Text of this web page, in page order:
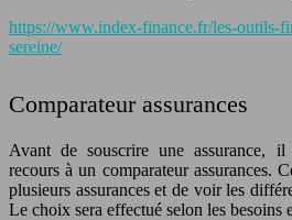
https://www.index-finance.fr/les-outils-
sereine/
Comparateur assurances
Avant de souscrire une assurance,
recours à un comparateur assurances.
plusieurs assurances et de voir les
Le choix sera effectué selon les besoins